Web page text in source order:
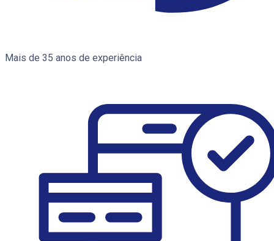
Mais de 35 anos de experiência